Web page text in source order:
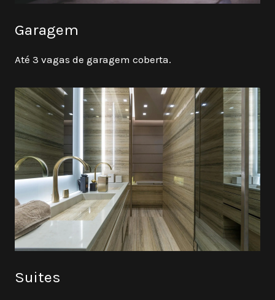
Garagem
Até 3 vagas de garagem coberta.
Suites